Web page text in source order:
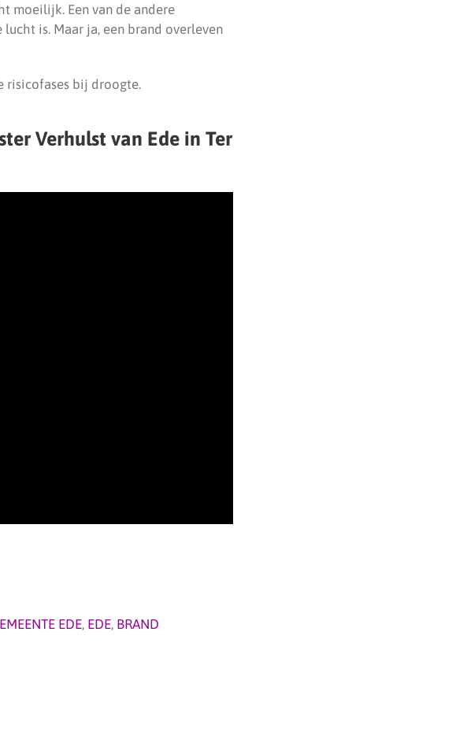
moeilijk. Een van de andere
is. Maar ja, een brand overleven
risicofases bij droogte.
Verhulst van Ede in Ter
EDE, EDE, BRAND